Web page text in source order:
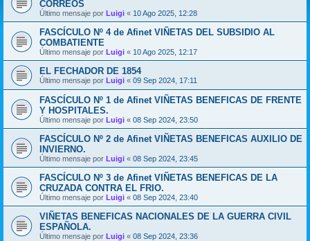
CORREOS
Último mensaje por Luigi « 10 Ago 2025, 12:28
FASCÍCULO Nº 4 de Afinet VIÑETAS DEL SUBSIDIO AL
COMBATIENTE
Último mensaje por Luigi « 10 Ago 2025, 12:17
EL FECHADOR DE 1854
Último mensaje por Luigi « 09 Sep 2024, 17:11
FASCÍCULO Nº 1 de Afinet VIÑETAS BENEFICAS DE FRENTE
Y HOSPITALES.
Último mensaje por Luigi « 08 Sep 2024, 23:50
FASCÍCULO Nº 2 de Afinet VIÑETAS BENEFICAS AUXILIO DE
INVIERNO.
Último mensaje por Luigi « 08 Sep 2024, 23:45
FASCÍCULO Nº 3 de Afinet VIÑETAS BENEFICAS DE LA
CRUZADA CONTRA EL FRIO.
Último mensaje por Luigi « 08 Sep 2024, 23:40
VIÑETAS BENEFICAS NACIONALES DE LA GUERRA CIVIL
ESPAÑOLA.
Último mensaje por Luigi « 08 Sep 2024, 23:36